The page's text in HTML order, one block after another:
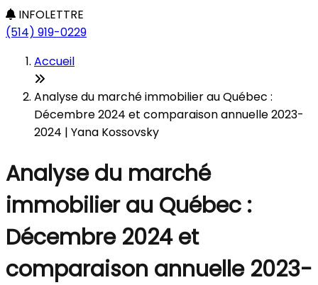
INFOLETTRE
(514) 919-0229
Accueil
Analyse du marché immobilier au Québec :
Décembre 2024 et comparaison annuelle 2023-
2024 | Yana Kossovsky
Analyse du marché
immobilier au Québec :
Décembre 2024 et
comparaison annuelle 2023-